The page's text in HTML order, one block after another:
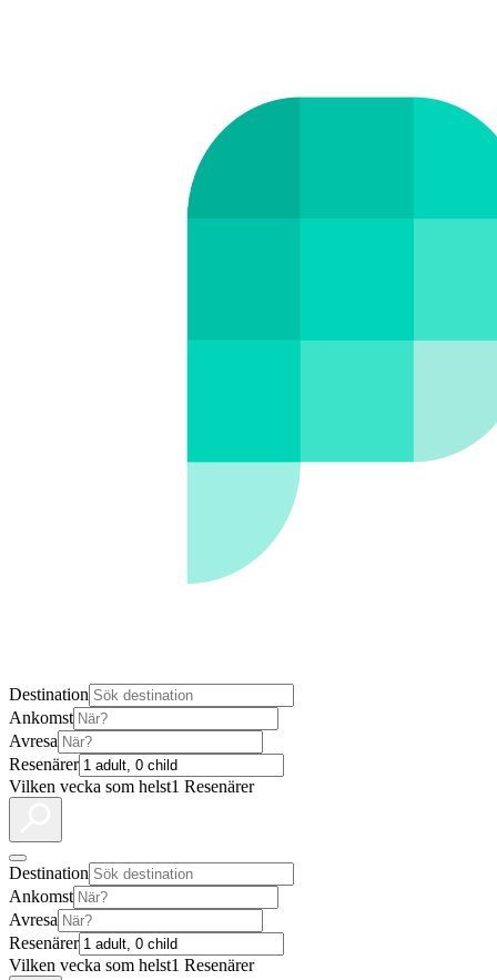
Destination
Ankomst
Avresa
Resenärer
Vilken vecka som helst1 Resenärer
Destination
Ankomst
Avresa
Resenärer
Vilken vecka som helst1 Resenärer